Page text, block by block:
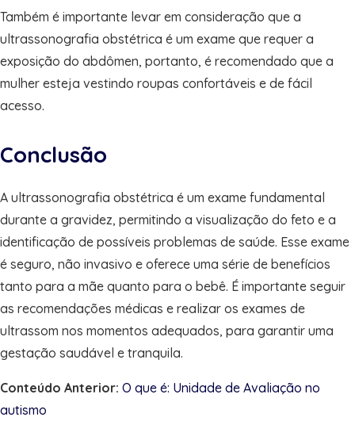
Também é importante levar em consideração que a
ultrassonografia obstétrica é um exame que requer a
exposição do abdômen, portanto, é recomendado que a
mulher esteja vestindo roupas confortáveis e de fácil
acesso.
Conclusão
A ultrassonografia obstétrica é um exame fundamental
durante a gravidez, permitindo a visualização do feto e a
identificação de possíveis problemas de saúde. Esse exame
é seguro, não invasivo e oferece uma série de benefícios
tanto para a mãe quanto para o bebê. É importante seguir
as recomendações médicas e realizar os exames de
ultrassom nos momentos adequados, para garantir uma
gestação saudável e tranquila.
Conteúdo Anterior: O que é: Unidade de Avaliação no
autismo